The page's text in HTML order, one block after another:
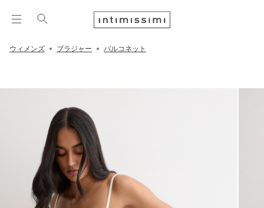
ウィメンズ ブラジャー バルコネット